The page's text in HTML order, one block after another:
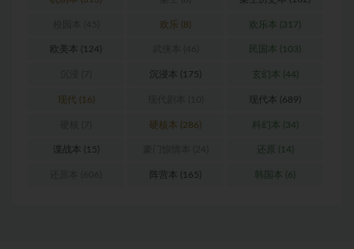
欢乐 (8) 欢乐本 (317)
欧美本 (124) 民国本 (103)
沉浸本 (175) 玄幻本 (44)
现代 (16) 现代本 (689)
硬核本 (286) 科幻本 (34)
谍战本 (15) 还原 (14)
阵营本 (165) 韩国本 (6)